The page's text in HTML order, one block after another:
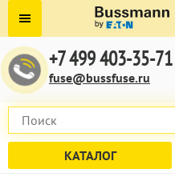
+7 499 403-35-71
fuse@bussfuse.ru
КАТАЛОГ